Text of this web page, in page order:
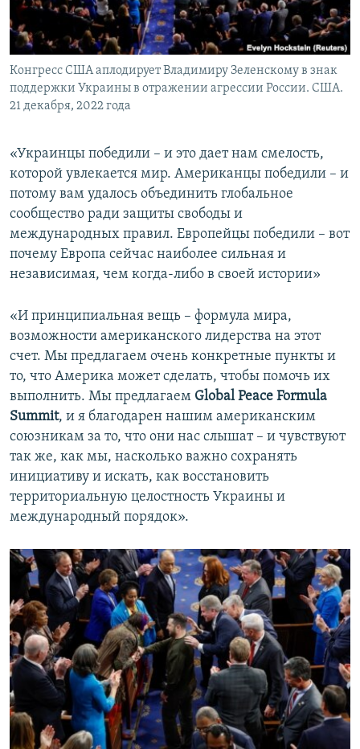
Конгресс США аплодирует Владимиру Зеленскому в знак
поддержки Украины в отражении агрессии России. США.
21 декабря, 2022 года
«Украинцы победили – и это дает нам смелость,
которой увлекается мир. Американцы победили – и
потому вам удалось объединить глобальное
сообщество ради защиты свободы и
международных правил. Европейцы победили – вот
почему Европа сейчас наиболее сильная и
независимая, чем когда-либо в своей истории»
«И принципиальная вещь – формула мира,
возможности американского лидерства на этот
счет. Мы предлагаем очень конкретные пункты и
то, что Америка может сделать, чтобы помочь их
выполнить. Мы предлагаем Global Peace Formula
Summit, и я благодарен нашим американским
союзникам за то, что они нас слышат – и чувствуют
так же, как мы, насколько важно сохранять
инициативу и искать, как восстановить
территориальную целостность Украины и
международный порядок».